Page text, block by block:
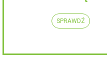
SPRAWDŹ